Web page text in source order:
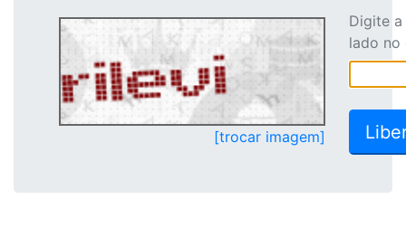
[trocar imagem]
Digite
lado no